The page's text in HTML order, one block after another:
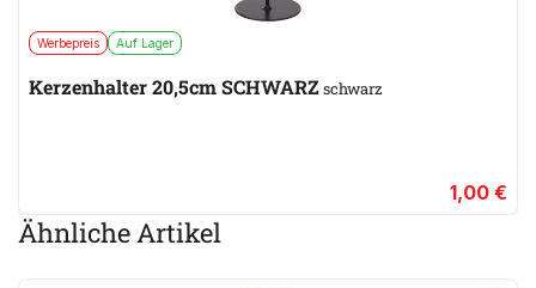
Werbepreis Auf Lager
Kerzenhalter 20,5cm SCHWARZschwarz
1,00 €
Ähnliche Artikel